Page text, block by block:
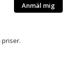
Anmäl mig
priser.